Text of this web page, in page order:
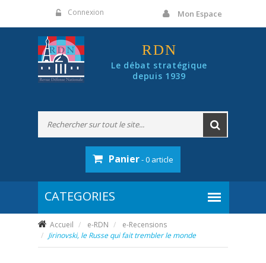
Connexion Mon Espace
RDN
Le débat stratégique
depuis 1939
Panier- 0 article
Accueil e-RDN
e-Recensions
Jirinovski, le Russe qui fait trembler le monde